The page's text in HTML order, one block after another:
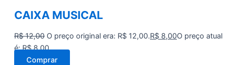
CAIXA MUSICAL
R$12,00 O preço original era: R$ 12,00.R$ 8,00O preço atual
é: R$ 8,00.
Comprar